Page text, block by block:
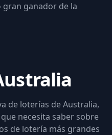
gran ganador de la
de loterías de Australia,
necesita saber sobre
de lotería más grandes